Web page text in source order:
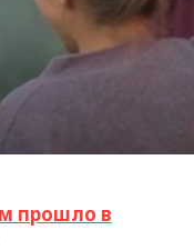
прошло в